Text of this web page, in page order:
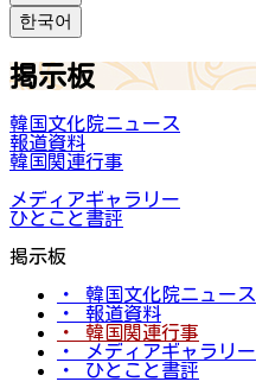
한국어
掲示板
韓国文化院ニュース
報道資料
韓国関連行事
メディアギャラリー
ひとこと書評
掲示板
・ 韓国文化院ニュース
・ 報道資料
・ 韓国関連行事
・ メディアギャラリー
・ ひとこと書評